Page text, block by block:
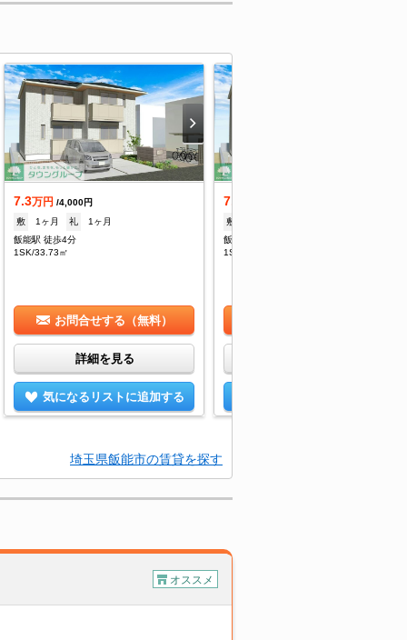
7.3万円 /4,000円
敷
1ヶ月 礼
1ヶ月
飯能駅 徒歩4分
1SK/33.73㎡
お問合せする（無料）
詳細を見る
気になるリストに追加する
7.8
敷
飯能駅 徒歩4分
1SK/33.04㎡
埼玉県飯能市の賃貸を探す
オススメ